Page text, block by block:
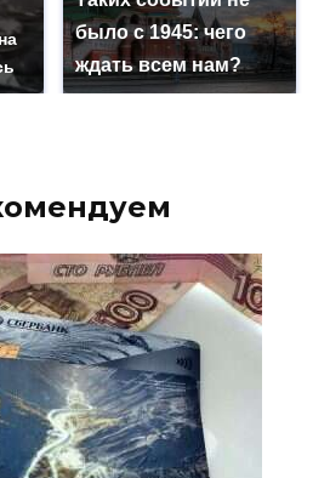
было с 1945: чего
ждать всем нам?